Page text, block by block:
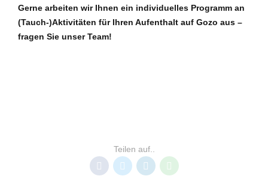
Gerne arbeiten wir Ihnen ein individuelles Programm an
(Tauch-)Aktivitäten für Ihren Aufenthalt auf Gozo aus –
fragen Sie unser Team!
Teilen auf..